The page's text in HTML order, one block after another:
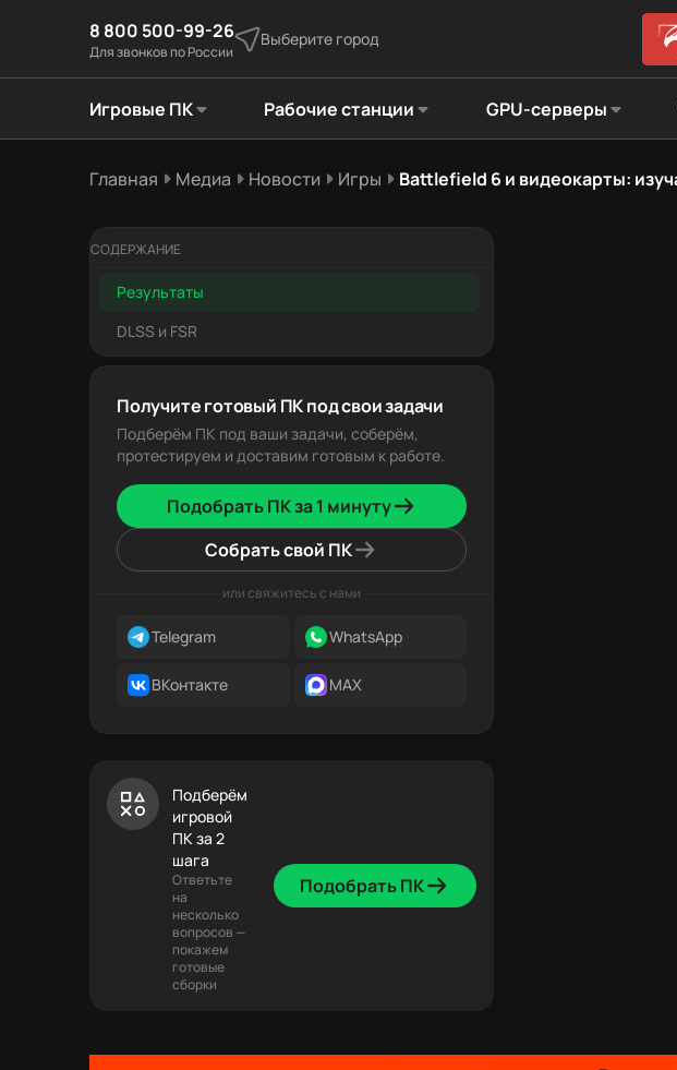
8 800 500-99-26
Для звонков по России
Выберите город
Игровые ПК Рабочие станции GPU-серверы
Главная Медиа Новости Игры Battlefield 6 и видеокарты:
СОДЕРЖАНИЕ
Результаты
DLSS и FSR
Получите готовый ПК под свои задачи
Подберём ПК под ваши задачи, соберём,
протестируем и доставим готовым к работе.
Подобрать ПК за 1 минуту
Собрать свой ПК
или свяжитесь с нами
Telegram WhatsApp
ВКонтакте MAX
Подберём
игровой
ПК за 2
шага
Ответьте
на
несколько
вопросов —
покажем
готовые
сборки
Подобрать ПК